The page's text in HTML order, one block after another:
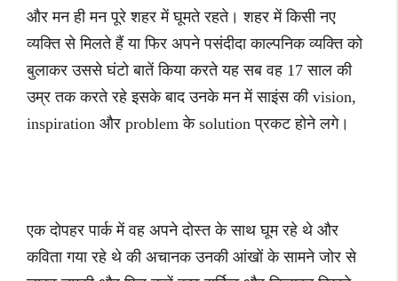
और मन ही मन पूरे शहर में घूमते रहते। शहर में किसी नए
व्यक्ति से मिलते हैं या फिर अपने पसंदीदा काल्पनिक व्यक्ति को
बुलाकर उससे घंटो बातें किया करते यह सब वह 17 साल की
उम्र तक करते रहे इसके बाद उनके मन में साइंस की vision,
inspiration और problem के solution प्रकट होने लगे।
एक दोपहर पार्क में वह अपने दोस्त के साथ घूम रहे थे और
कविता गया रहे थे की अचानक उनकी आंखों के सामने जोर से